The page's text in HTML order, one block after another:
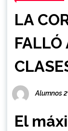
LA
FALLÓ
Alumnos
El